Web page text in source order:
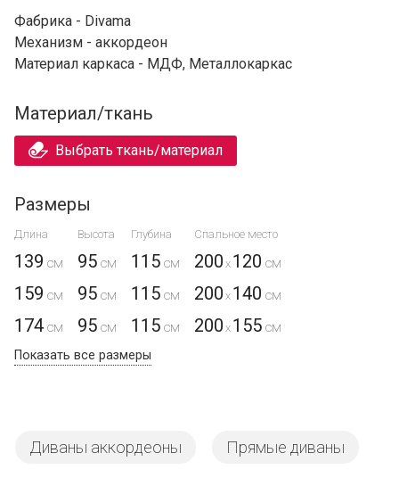
Фабрика - Divama
Механизм - аккордеон
Материал каркаса - МДФ, Металлокаркас
Материал/ткань
Выбрать ткань/материал
Размеры
Длина Высота Глубина Спальное место
139 95 115 200 x 120
159
95 115 200 x 140
174
95 115 200 x 155
Показать все размеры
Диваны аккордеоны Прямые диваны